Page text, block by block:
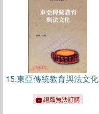
15.東亞傳統教育與法文化
絕版無法訂購